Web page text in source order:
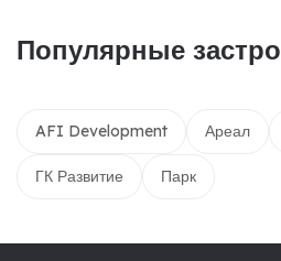
Популярные
AFI Development Ареал
ГК Развитие Парк